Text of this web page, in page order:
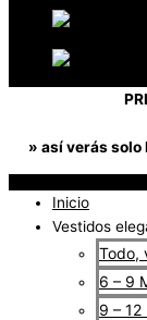
» así verás
Inicio
Vestidos
Todo,
6 – 9
9 – 12